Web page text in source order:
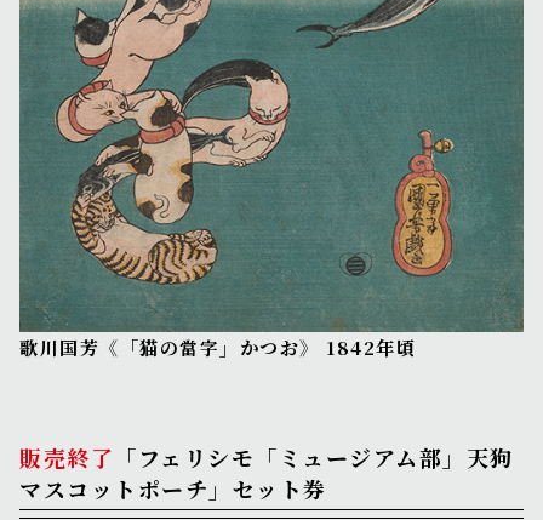
歌川国芳《「猫の當字」かつお》 1842年頃
販売終了 「フェリシモ「ミュージアム部」天狗
マスコットポーチ」セット券